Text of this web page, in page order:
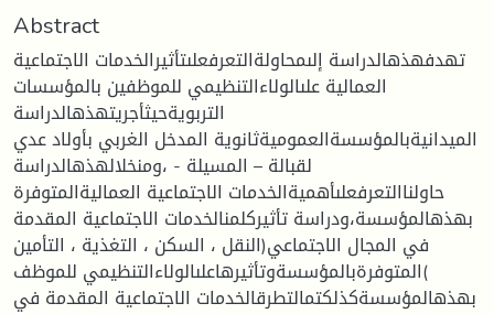
Abstract
تهدفهذهالدراسة إلىمحاولةالتعرفعلىتأثيرالخدمات الاجتماعية
العمالية علىالولاءالتنظيمي للموظفين بالمؤسسات
التربويةحيثأجريتهذهالدراسة
الميدانيةبالمؤسسةالعموميةثانوية المدخل الغربي بأولاد عدي
لقبالة – المسيلة - ،ومنخلالهذهالدراسة
حاولناالتعرفعلىأهميةالخدمات الاجتماعية العماليةالمتوفرة
بهذهالمؤسسة،ودراسة تأثيركلمنالخدمات الاجتماعية المقدمة
في المجال الاجتماعي(النقل ، السكن ، التغذية ، التأمين
)المتوفرةبالمؤسسةوتأثيرهاعلىالولاءالتنظيمي للموظف
بهذهالمؤسسةكذلكتمالتطرقالخدمات الاجتماعية المقدمة في